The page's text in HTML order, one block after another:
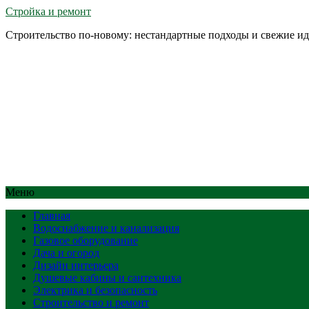
Стройка и ремонт
Строительство по-новому: нестандартные подходы и свежие
Меню
Главная
Водоснабжение и канализация
Газовое оборудование
Дача и огород
Дизайн интерьера
Душевые кабины и сантехника
Электрика и безопасность
Строительство и ремонт